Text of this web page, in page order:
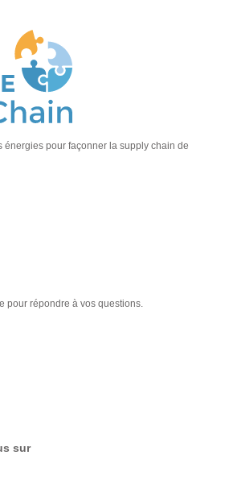
énergies pour façonner la supply chain de
pour répondre à vos questions.
sur